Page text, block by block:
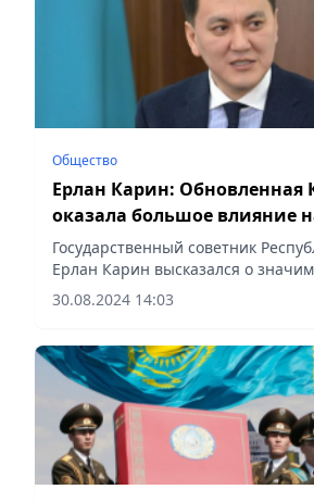
Общество
Ерлан Карин: Обновленная
оказала большое влияние
государства
Государственный советник
Ерлан Карин высказался о
Конституции, сообщает Vecher.kz.
30.08.2024 14:03